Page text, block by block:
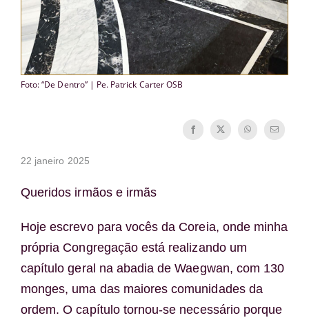
Foto: “De Dentro” | Pe. Patrick Carter OSB
22 janeiro 2025
Queridos irmãos e irmãs
Hoje escrevo para vocês da Coreia, onde minha
própria Congregação está realizando um
capítulo geral na abadia de Waegwan, com 130
monges, uma das maiores comunidades da
ordem. O capítulo tornou-se necessário porque